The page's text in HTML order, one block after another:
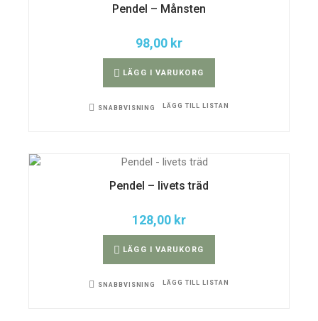
Pendel – Månsten
98,00 kr
LÄGG I VARUKORG
har
varianter.
SNABBVISNING LÄGG TILL LISTAN
Pendel – livets träd
128,00 kr
LÄGG I VARUKORG
SNABBVISNING LÄGG TILL LISTAN